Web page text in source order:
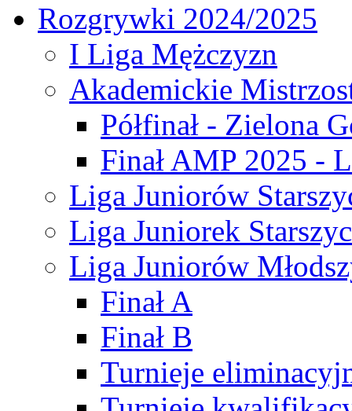
Rozgrywki 2024/2025
I Liga Mężczyzn
Akademickie
Półfinał - Zielona
Finał AMP 2025 -
Liga Juniorów
Liga Juniorek
Liga Juniorów
Finał A
Finał B
Turnieje